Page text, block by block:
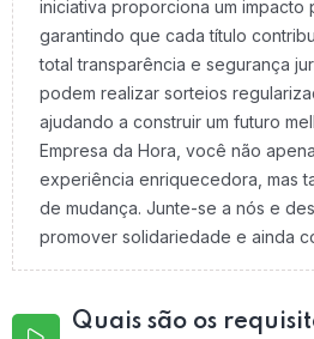
iniciativa proporciona um impacto
garantindo que cada título
total transparência e segurança
podem realizar sorteios
ajudando a construir um futuro
Empresa da Hora, você não
experiência enriquecedora, mas
de mudança. Junte-se a nós e
promover solidariedade e ainda
Quais são os